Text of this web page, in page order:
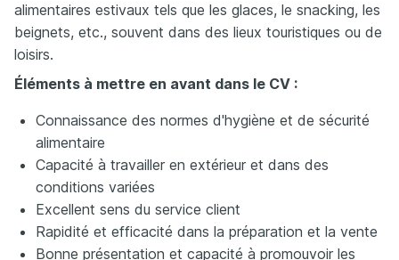
alimentaires estivaux tels que les glaces, le snacking, les
beignets, etc., souvent dans des lieux touristiques ou de
loisirs.
Éléments à mettre en avant dans le CV :
Connaissance des normes d'hygiène et de sécurité
alimentaire
Capacité à travailler en extérieur et dans des
conditions variées
Excellent sens du service client
Rapidité et efficacité dans la préparation et la vente
Bonne présentation et capacité à promouvoir les